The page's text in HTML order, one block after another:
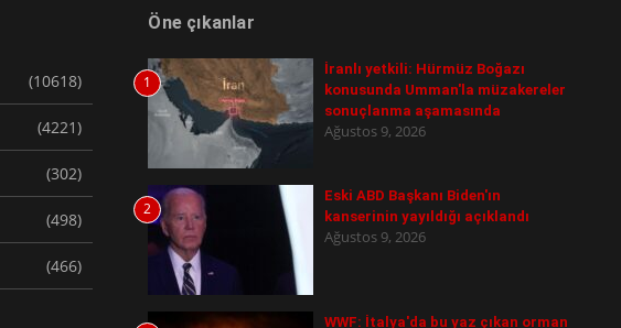
(10618)
(4221)
(302)
(498)
(466)
Öne çıkanlar
1
İranlı yetkili: Hürmüz Boğazı
konusunda Umman'la müzakereler
sonuçlanma aşamasında
Ağustos 9, 2026
2
Eski ABD Başkanı Biden'ın
kanserinin yayıldığı açıklandı
Ağustos 9, 2026
WWF: İtalya'da bu yaz çıkan orman